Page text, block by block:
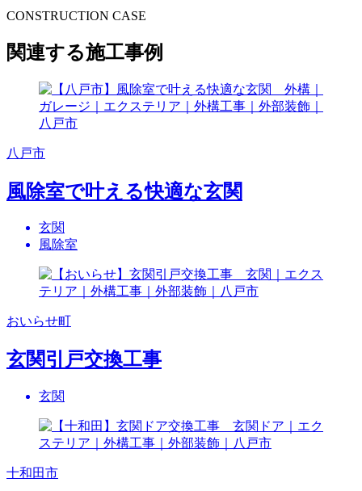
CONSTRUCTION CASE
関連する施工事例
八戸市
風除室で叶える快適な玄関
玄関
風除室
おいらせ町
玄関引戸交換工事
玄関
十和田市